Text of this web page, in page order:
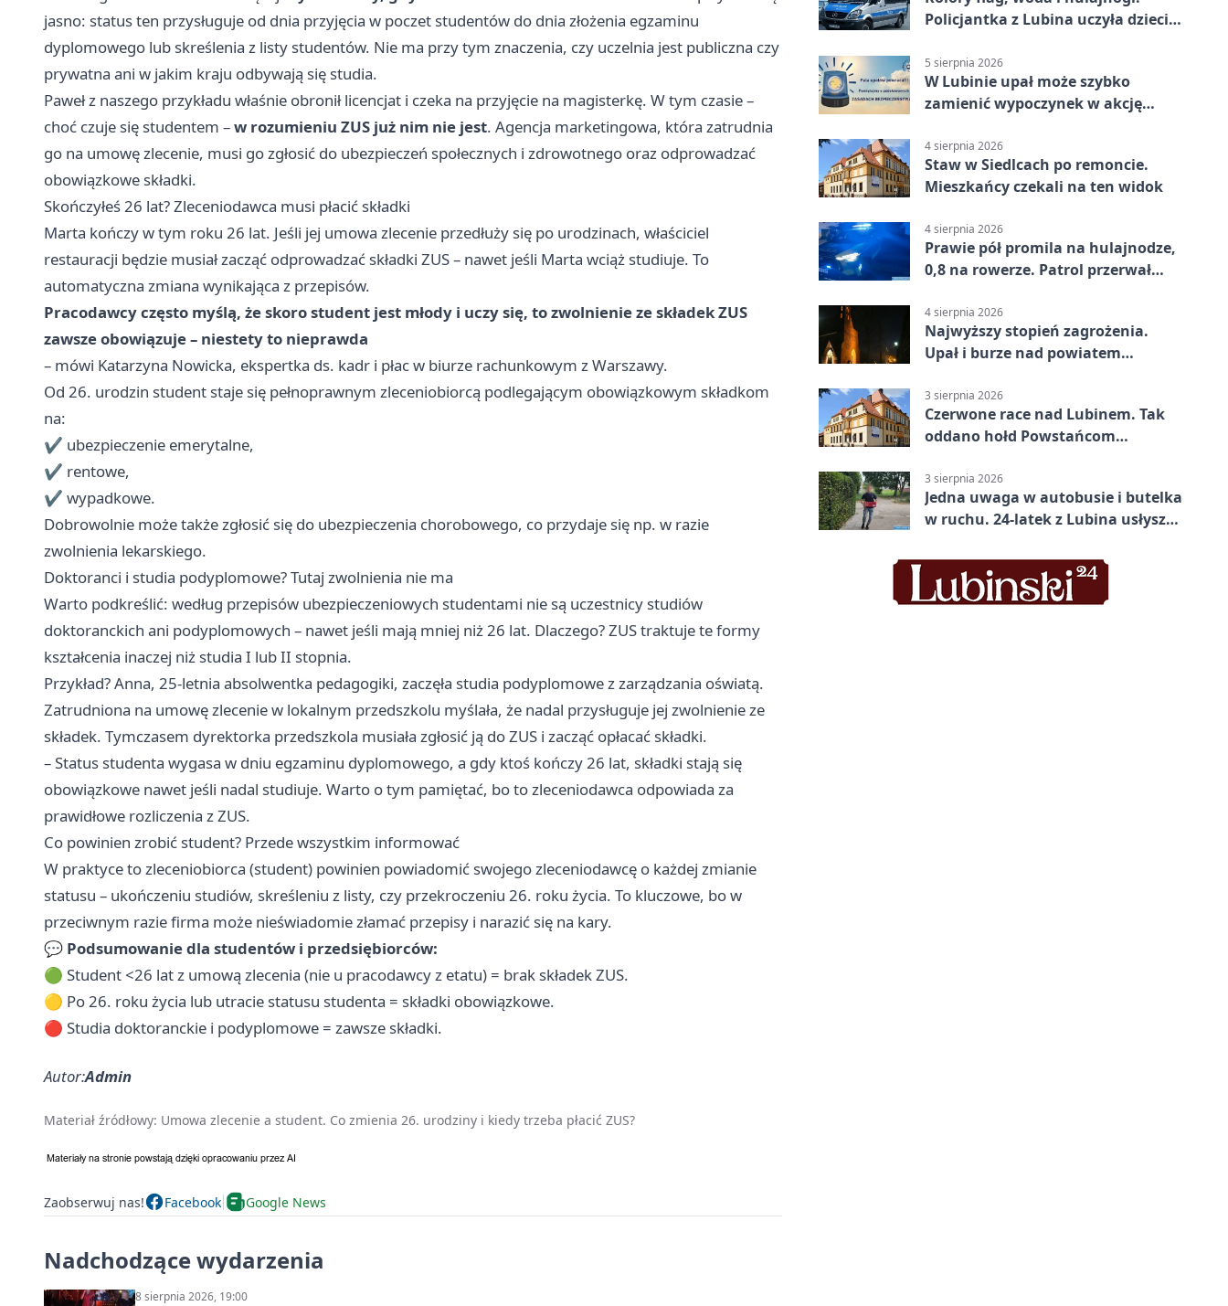
jasno: status ten przysługuje od dnia przyjęcia w poczet studentów do dnia złożenia egzaminu
dyplomowego lub skreślenia z listy studentów. Nie ma przy tym znaczenia, czy uczelnia jest publiczna czy
prywatna ani w jakim kraju odbywają się studia.
Paweł z naszego przykładu właśnie obronił licencjat i czeka na przyjęcie na magisterkę. W tym czasie –
choć czuje się studentem –w rozumieniu ZUS już nim nie jest. Agencja marketingowa, która zatrudnia
go na umowę zlecenie, musi go zgłosić do ubezpieczeń społecznych i zdrowotnego oraz odprowadzać
obowiązkowe składki.
Skończyłeś 26 lat? Zleceniodawca musi płacić składki
Marta kończy w tym roku 26 lat. Jeśli jej umowa zlecenie przedłuży się po urodzinach, właściciel
restauracji będzie musiał zacząć odprowadzać składki ZUS – nawet jeśli Marta wciąż studiuje. To
automatyczna zmiana wynikająca z przepisów.
Pracodawcy często myślą, że skoro student jest młody i uczy się, to zwolnienie ze składek ZUS
zawsze obowiązuje – niestety to nieprawda
– mówi Katarzyna Nowicka, ekspertka ds. kadr i płac w biurze rachunkowym z Warszawy.
Od 26. urodzin student staje się pełnoprawnym zleceniobiorcą podlegającym obowiązkowym składkom
na:
✔️ ubezpieczenie emerytalne,
✔️ rentowe,
✔️ wypadkowe.
Dobrowolnie może także zgłosić się do ubezpieczenia chorobowego, co przydaje się np. w razie
zwolnienia lekarskiego.
Doktoranci i studia podyplomowe? Tutaj zwolnienia nie ma
Warto podkreślić: według przepisów ubezpieczeniowych studentami nie są uczestnicy studiów
doktoranckich ani podyplomowych – nawet jeśli mają mniej niż 26 lat. Dlaczego? ZUS traktuje te formy
kształcenia inaczej niż studia I lub II stopnia.
Przykład? Anna, 25-letnia absolwentka pedagogiki, zaczęła studia podyplomowe z zarządzania oświatą.
Zatrudniona na umowę zlecenie w lokalnym przedszkolu myślała, że nadal przysługuje jej zwolnienie ze
składek. Tymczasem dyrektorka przedszkola musiała zgłosić ją do ZUS i zacząć opłacać składki.
– Status studenta wygasa w dniu egzaminu dyplomowego, a gdy ktoś kończy 26 lat, składki stają się
obowiązkowe nawet jeśli nadal studiuje. Warto o tym pamiętać, bo to zleceniodawca odpowiada za
prawidłowe rozliczenia z ZUS.
Co powinien zrobić student? Przede wszystkim informować
W praktyce to zleceniobiorca (student) powinien powiadomić swojego zleceniodawcę o każdej zmianie
statusu – ukończeniu studiów, skreśleniu z listy, czy przekroczeniu 26. roku życia. To kluczowe, bo w
przeciwnym razie firma może nieświadomie złamać przepisy i narazić się na kary.
💬 Podsumowanie dla studentów i przedsiębiorców:
🟢 Student <26 lat z umową zlecenia (nie u pracodawcy z etatu) = brak składek ZUS.
🟡 Po 26. roku życia lub utracie statusu studenta = składki obowiązkowe.
🔴 Studia doktoranckie i podyplomowe = zawsze składki.
Autor:Admin
Materiał źródłowy: Umowa zlecenie a student. Co zmienia 26. urodziny i kiedy trzeba płacić ZUS?
Zaobserwuj nas! Facebook Google News
Nadchodzące wydarzenia
8 sierpnia 2026, 19:00
Policjantka z Lubina uczyła dzieci
5 sierpnia 2026
W Lubinie upał może szybko
zamienić wypoczynek w akcję
4 sierpnia 2026
Staw w Siedlcach po remoncie.
Mieszkańcy czekali na ten widok
4 sierpnia 2026
Prawie pół promila na hulajnodze,
0,8 na rowerze. Patrol przerwał
4 sierpnia 2026
Najwyższy stopień zagrożenia.
Upał i burze nad powiatem
3 sierpnia 2026
Czerwone race nad Lubinem. Tak
oddano hołd Powstańcom
3 sierpnia 2026
Jedna uwaga w autobusie i butelka
w ruchu. 24-latek z Lubina usłyszał